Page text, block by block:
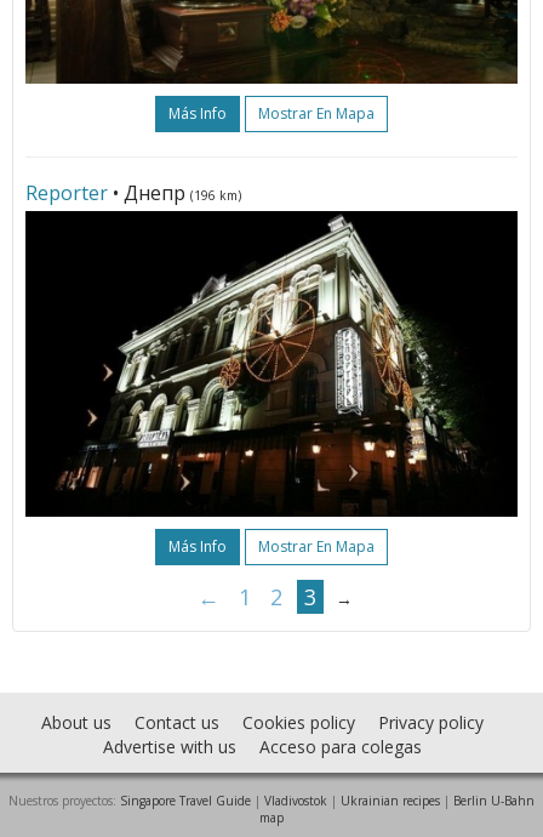
Más Info Mostrar En Mapa
Reporter • Днепр (196 km)
Más Info Mostrar En Mapa
← 1 2 3 →
About us Contact us Cookies policy
Privacy policy
Advertise with us
Acceso para colegas
Nuestros proyectos: Singapore Travel Guide | Vladivostok | Ukrainian recipes | Berlin U-Bahn
map